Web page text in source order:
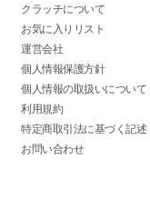
クラッチについて
お気に入りリスト
運営会社
個人情報保護方針
個人情報の取扱いについて
利用規約
特定商取引法に基づく記述
お問い合わせ